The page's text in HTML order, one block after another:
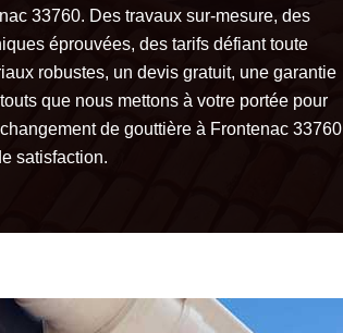
33760. Des travaux sur-mesure, des
éprouvées, des tarifs défiant toute
robustes, un devis gratuit, une garantie
que nous mettons à votre portée pour
de gouttière à Frontenac 33760
satisfaction.